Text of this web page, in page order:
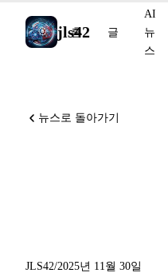
jls42
홈 글
AI
뉴
스
뉴스로 돌아가기
JLS42/2025년 11월 30일